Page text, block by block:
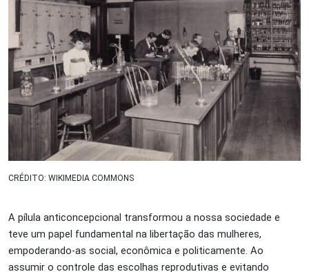
CRÉDITO: WIKIMEDIA COMMONS
A pílula anticoncepcional transformou a nossa sociedade e
teve um papel fundamental na libertação das mulheres,
empoderando-as social, econômica e politicamente. Ao
assumir o controle das escolhas reprodutivas e evitando